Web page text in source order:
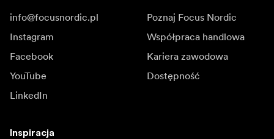
info@focusnordic.pl
Instagram
Facebook
YouTube
LinkedIn
Poznaj Focus Nordic
Współpraca handlowa
Kariera zawodowa
Dostępność
Inspiracja